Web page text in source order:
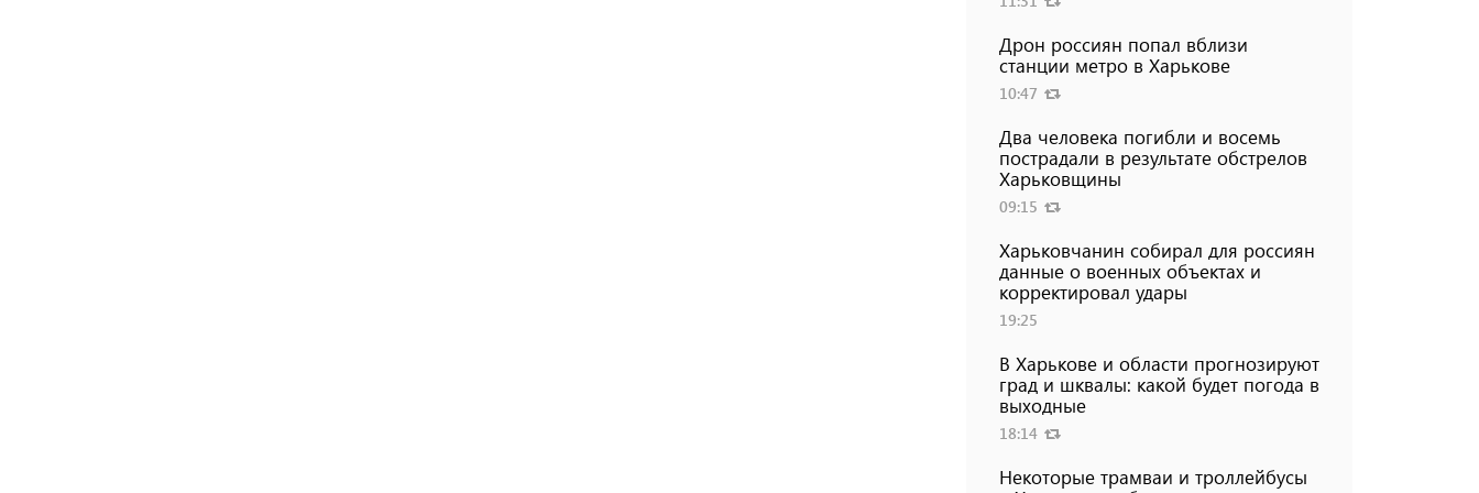
Дрон россиян попал вблизи
станции метро в Харькове
10:47
Два человека погибли и восемь
пострадали в результате обстрелов
Харьковщины
09:15
Харьковчанин собирал для россиян
данные о военных объектах и ​​
корректировал удары
19:25
В Харькове и области прогнозируют
град и шквалы: какой будет погода в
выходные
18:14
Некоторые трамваи и троллейбусы